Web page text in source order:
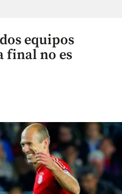
equipos
final no es